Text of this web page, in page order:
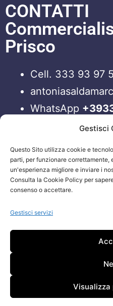
Gestisci
Questo Sito utilizza cookie e
parti, per funzionare
un'esperienza migliore e inviare i
Consulta la Cookie Policy per
consenso o accettare.
Gestisci servizi
Visualizza
CONTATTI
Prisco
Cell. 333 93 97
WhatsApp
ORARI APERTURA
Lun-Ven 09:00 –
Siamo sempre attivi e
Non esiti a contattarci,
sopraelencati via email.
Attenzione: Si